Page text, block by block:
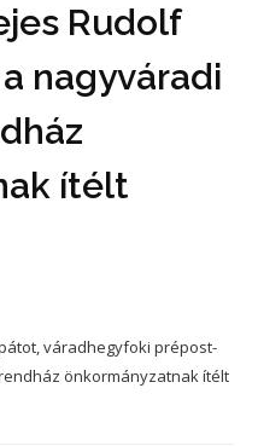
Rudolf
nagyváradi
ítélt
váradhegyfoki prépost-
önkormányzatnak ítélt